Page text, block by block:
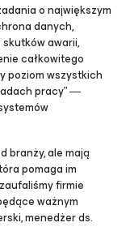
o największym
danych,
awarii,
całkowitego
poziom wszystkich
pracy” ―
branży, ale mają
pomaga im
firmie
ważnym
menedżer ds.